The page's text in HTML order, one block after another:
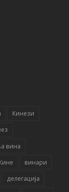
Кинези
вина
винари
делегација